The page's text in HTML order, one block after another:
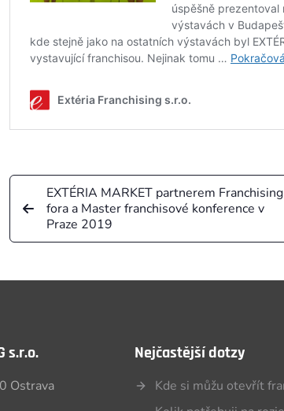
EXTÉRIA MARKET partnerem Franchising
fora a Master franchisové konference v
Praze 2019
s.r.o.
Ostrava
Nejčastější dotzy
Kde si můžu otevřít